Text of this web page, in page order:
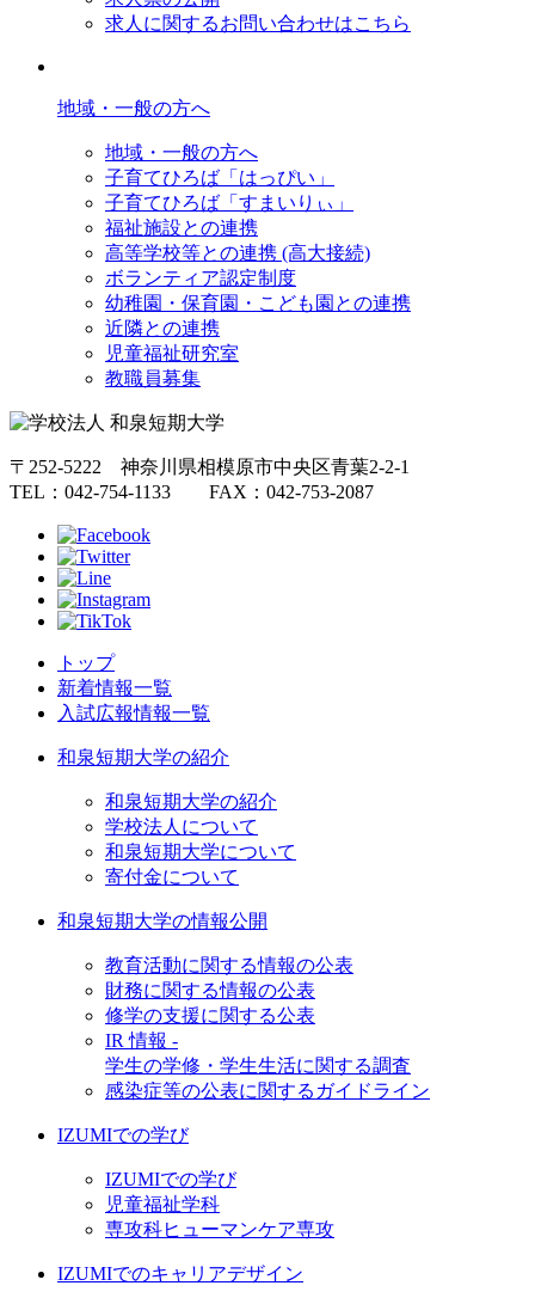
求人に関するお問い合わせはこちら
地域・一般の方へ
地域・一般の方へ
子育てひろば「はっぴい」
子育てひろば「すまいりぃ」
福祉施設との連携
高等学校等との連携 (高大接続)
ボランティア認定制度
幼稚園・保育園・こども園との連携
近隣との連携
児童福祉研究室
教職員募集
〒252-5222 神奈川県相模原市中央区青葉2-2-1
TEL：042-754-1133 FAX：042-753-2087
トップ
新着情報一覧
入試広報情報一覧
和泉短期大学の紹介
和泉短期大学の紹介
学校法人について
和泉短期大学について
寄付金について
和泉短期大学の情報公開
教育活動に関する情報の公表
財務に関する情報の公表
修学の支援に関する公表
IR 情報 -
学生の学修・学生生活に関する調査
感染症等の公表に関するガイドライン
IZUMIでの学び
IZUMIでの学び
児童福祉学科
専攻科ヒューマンケア専攻
IZUMIでのキャリアデザイン